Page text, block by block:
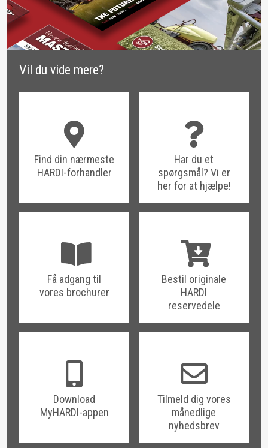
Vil du vide mere?
Find din nærmeste
HARDI-forhandler
Har du et
spørgsmål? Vi er
her for at hjælpe!
Få adgang til
vores brochurer
Bestil originale
HARDI
reservedele
Download
MyHARDI-appen
Tilmeld dig vores
månedlige
nyhedsbrev